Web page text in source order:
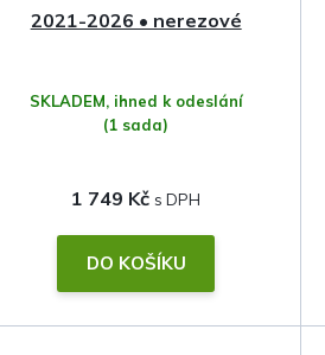
ů
2021-2026 • nerezové
SKLADEM, ihned k odeslání
(1 sada)
1 749 Kč
DO KOŠÍKU